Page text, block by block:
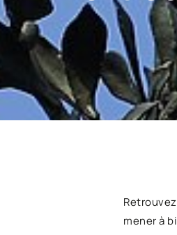
mener à